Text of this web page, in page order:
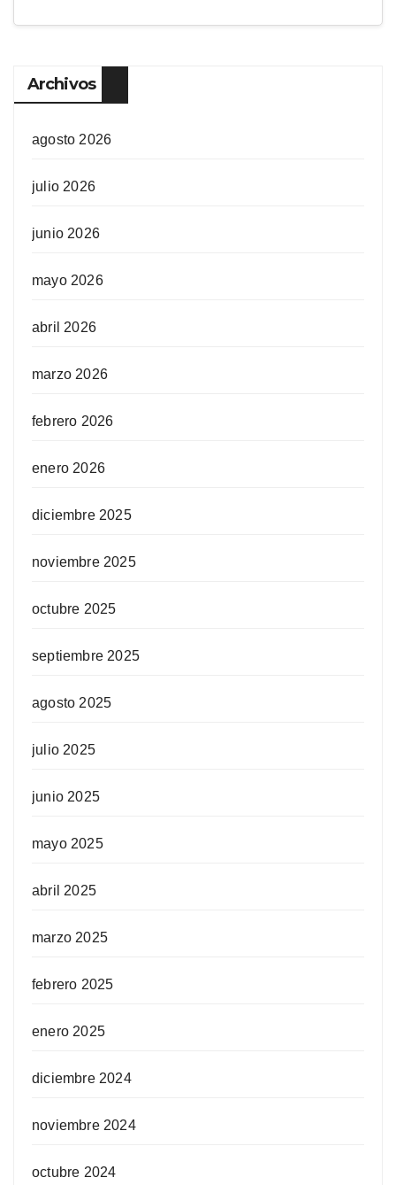
Archivos
agosto 2026
julio 2026
junio 2026
mayo 2026
abril 2026
marzo 2026
febrero 2026
enero 2026
diciembre 2025
noviembre 2025
octubre 2025
septiembre 2025
agosto 2025
julio 2025
junio 2025
mayo 2025
abril 2025
marzo 2025
febrero 2025
enero 2025
diciembre 2024
noviembre 2024
octubre 2024